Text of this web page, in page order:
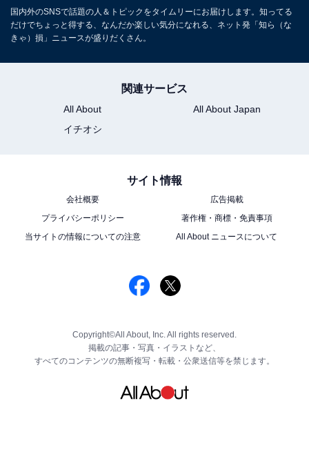
国内外のSNSで話題の人＆トピックをタイムリーにお届けします。知ってる
だけでちょっと得する、なんだか楽しい気分になれる、ネット発「知ら（な
きゃ）損」ニュースが盛りだくさん。
関連サービス
All About
All About Japan
イチオシ
サイト情報
会社概要
広告掲載
プライバシーポリシー
著作権・商標・免責事項
当サイトの情報についての注意
All About ニュースについて
Copyright©All About, Inc. All rights reserved.
掲載の記事・写真・イラストなど、
すべてのコンテンツの無断複写・転載・公衆送信等を禁じます。